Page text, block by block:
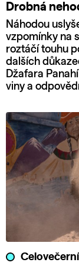
Drobná
Náhodou
vzpomínky na
roztáčí touhu
dalších
Džafara
viny a